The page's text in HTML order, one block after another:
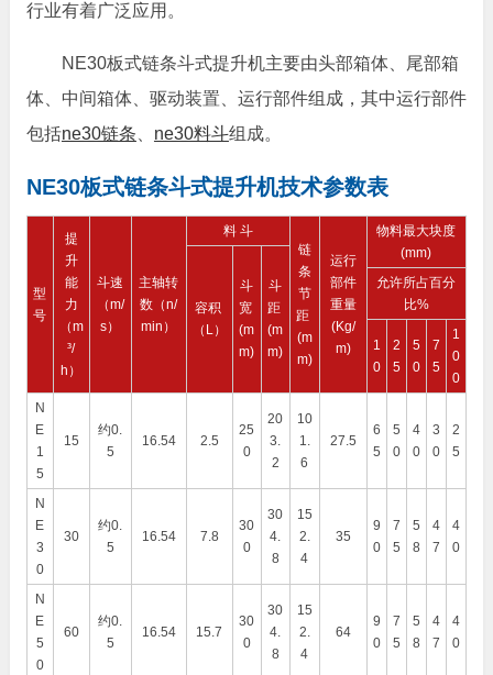
行业有着广泛应用。
NE30板式链条斗式提升机主要由头部箱体、尾部箱
体、中间箱体、驱动装置、运行部件组成，其中运行部件
包括ne30链条 ne30料斗组成。
NE30板式链条斗式提升机技术参数表
型
号
提
升
能
力
（m
³/
h）
斗速
（m/
s）
主轴转
数（n/
min）
料 斗
链
条
节
距
(m
m)
运行
部件
重量
(Kg/
m)
物料最大块度
(mm)
容积
（L）
斗
宽
(m
m)
斗
距
(m
m)
允许所占百分
比%
1
0
2
5
5
0
7
5
1
0
0
N
E
1
5
15
约0.
5
16.54 2.5
25
0
20
3.
2
10
1.
6
27.5
6
5
5
0
4
0
3
0
2
5
N
E
3
0
30
约0.
5
16.54 7.8
30
0
30
4.
8
15
2.
4
35
9
0
7
5
5
8
4
7
4
0
N
E
5
0
60
约0.
5
16.54 15.7
30
0
30
4.
8
15
2.
4
64
9
0
7
5
5
8
4
7
4
0